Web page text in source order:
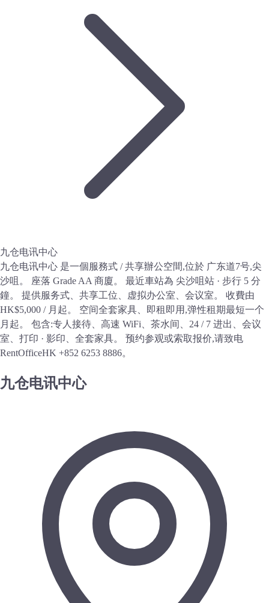
九仓电讯中心
九仓电讯中心 是一個服務式 / 共享辦公空間,位於 广东道7号,尖
沙咀。 座落 Grade AA 商廈。 最近車站為 尖沙咀站 · 步行 5 分
鐘。 提供服务式、共享工位、虚拟办公室、会议室。 收費由
HK$5,000 / 月起。 空间全套家具、即租即用,弹性租期最短一个
月起。 包含:专人接待、高速 WiFi、茶水间、24 / 7 进出、会议
室、打印 · 影印、全套家具。 预约参观或索取报价,请致电
RentOfficeHK +852 6253 8886。
九仓电讯中心